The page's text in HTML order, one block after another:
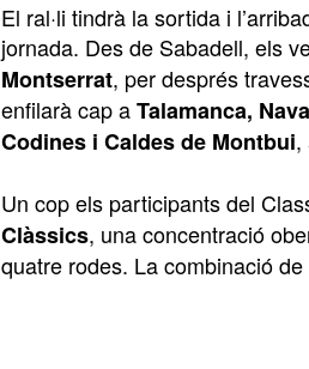
El ral·li tindrà la sortida i
jornada. Des de Sabadell, els
Montserrat, per després
enfilarà cap aTalamanca,
Codines i Caldes de Montbui,
Un cop els participants del
Clàssics, una concentració
quatre rodes. La combinació